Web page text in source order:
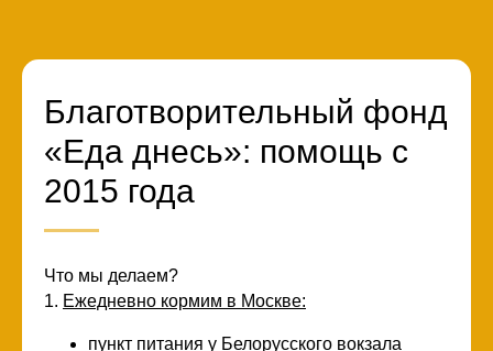
Благотворительный фонд
«Еда днесь»: помощь с
2015 года
Что мы делаем?
1. Ежедневно кормим в Москве:
пункт питания у Белорусского вокзала
активных и
милосердных людей!